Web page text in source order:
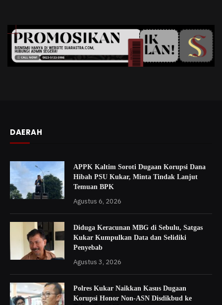
DAERAH
APPK Kaltim Soroti Dugaan Korupsi Dana
Hibah PSU Kukar, Minta Tindak Lanjut
Temuan BPK
Agustus 6, 2026
Diduga Keracunan MBG di Sebulu, Satgas
Kukar Kumpulkan Data dan Selidiki
Penyebab
Agustus 3, 2026
Polres Kukar Naikkan Kasus Dugaan
Korupsi Honor Non-ASN Disdikbud ke